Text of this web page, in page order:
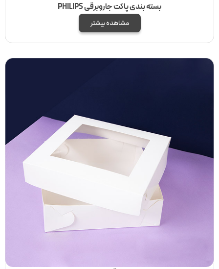
بسته بندی پاکت جاروبرقی PHILIPS
مشاهده بیشتر